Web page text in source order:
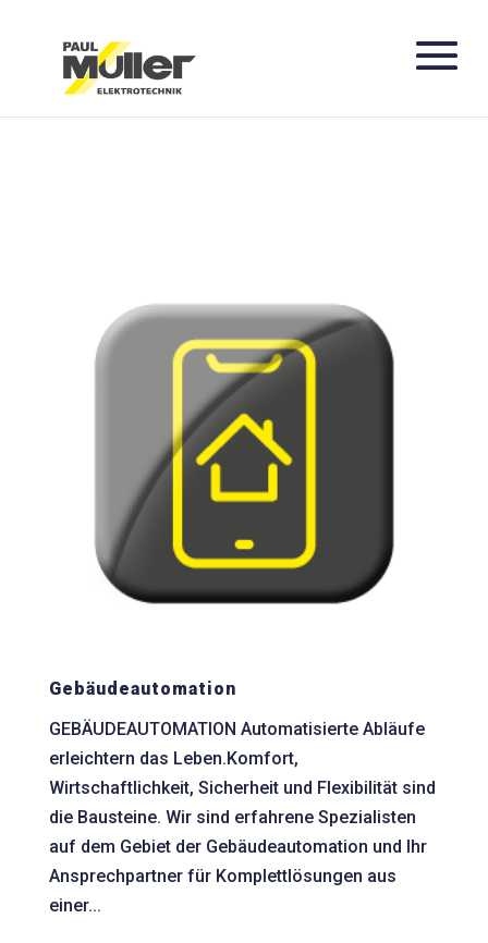
Gebäudeautomation
GEBÄUDEAUTOMATION Automatisierte Abläufe
erleichtern das Leben.Komfort,
Wirtschaftlichkeit, Sicherheit und Flexibilität sind
die Bausteine. Wir sind erfahrene Spezialisten
auf dem Gebiet der Gebäudeautomation und Ihr
Ansprechpartner für Komplettlösungen aus
einer...